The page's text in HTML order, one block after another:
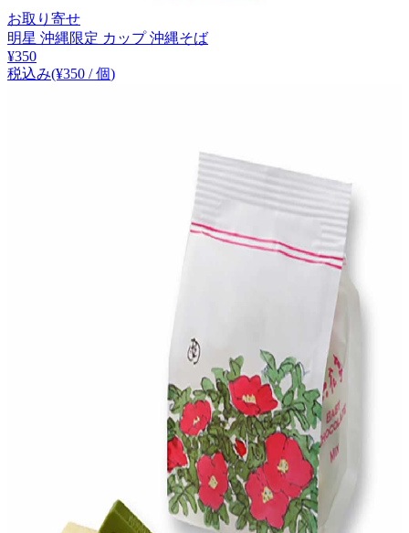
お取り寄せ
明星 沖縄限定 カップ 沖縄そば
¥350
税込み(¥350 / 個)